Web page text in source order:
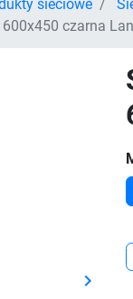
sieciowe
czarna
keyboard_arrow_right